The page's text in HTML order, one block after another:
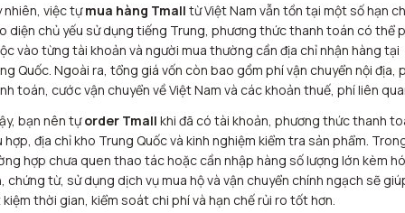
nhiên, việc tựmua hàng Tmall từ Việt Nam vẫn tồn tại một số hạn
diện chủ yếu sử dụng tiếng Trung, phương thức thanh toán có thể
vào từng tài khoản và người mua thường cần địa chỉ nhận hàng tại
Quốc. Ngoài ra, tổng giá vốn còn bao gồm phí vận chuyển nội địa,
toán, cước vận chuyển về Việt Nam và các khoản thuế, phí liên
bạn nên tựorder Tmall khi đã có tài khoản, phương thức thanh
hợp, địa chỉ kho Trung Quốc và kinh nghiệm kiểm tra sản phẩm.
hợp chưa quen thao tác hoặc cần nhập hàng số lượng lớn kèm
chứng từ, sử dụng dịch vụ mua hộ và vận chuyển chính ngạch sẽ
thời gian, kiểm soát chi phí và hạn chế rủi ro tốt hơn.